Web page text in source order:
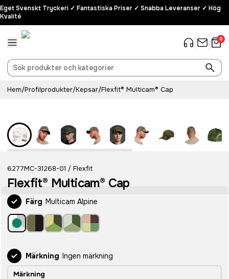
Eget Svenskt Tryckeri ✓ Fantastiska Priser ✓ Snabba Leveranser ✓ Hög
Kvalité
0
Hem/Profilprodukter/Kepsar/Flexfit® Multicam® Cap
6277MC-31268-01 / Flexfit
Flexfit® Multicam® Cap
Färg Multicam Alpine
Märkning Ingen märkning
Märkning